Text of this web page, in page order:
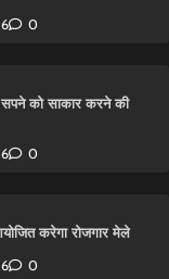
0
सपने को साकार करने की
0
करेगा रोजगार मेले
0